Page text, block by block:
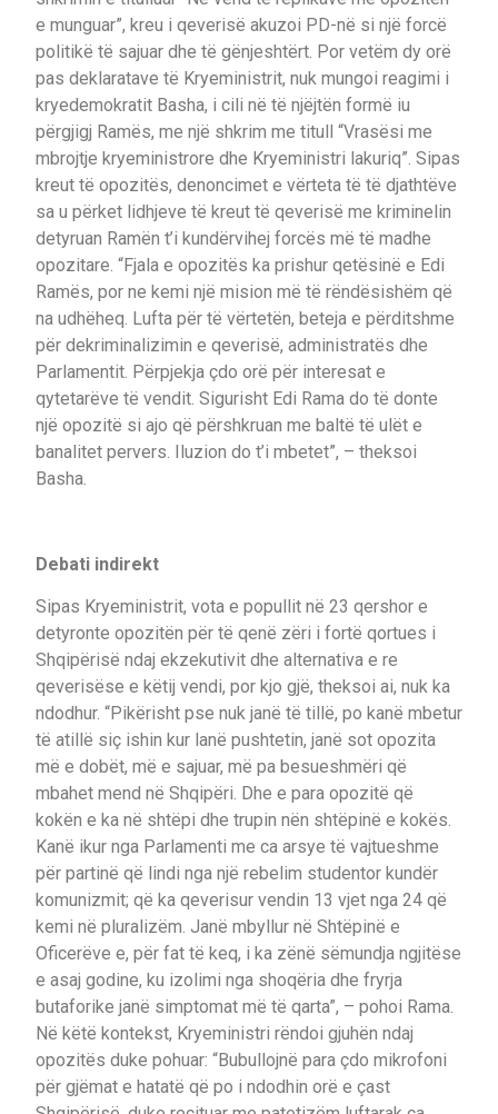
e munguar”, kreu i qeverisë akuzoi PD-në si një forcë
politikë të sajuar dhe të gënjeshtërt. Por vetëm dy orë
pas deklaratave të Kryeministrit, nuk mungoi reagimi i
kryedemokratit Basha, i cili në të njëjtën formë iu
përgjigj Ramës, me një shkrim me titull “Vrasësi me
mbrojtje kryeministrore dhe Kryeministri lakuriq”. Sipas
kreut të opozitës, denoncimet e vërteta të të djathtëve
sa u përket lidhjeve të kreut të qeverisë me kriminelin
detyruan Ramën t’i kundërvihej forcës më të madhe
opozitare. “Fjala e opozitës ka prishur qetësinë e Edi
Ramës, por ne kemi një mision më të rëndësishëm që
na udhëheq. Lufta për të vërtetën, beteja e përditshme
për dekriminalizimin e qeverisë, administratës dhe
Parlamentit. Përpjekja çdo orë për interesat e
qytetarëve të vendit. Sigurisht Edi Rama do të donte
një opozitë si ajo që përshkruan me baltë të ulët e
banalitet pervers. Iluzion do t’i mbetet”, – theksoi
Basha.
Debati indirekt
Sipas Kryeministrit, vota e popullit në 23 qershor e
detyronte opozitën për të qenë zëri i fortë qortues i
Shqipërisë ndaj ekzekutivit dhe alternativa e re
qeverisëse e këtij vendi, por kjo gjë, theksoi ai, nuk ka
ndodhur. “Pikërisht pse nuk janë të tillë, po kanë mbetur
të atillë siç ishin kur lanë pushtetin, janë sot opozita
më e dobët, më e sajuar, më pa besueshmëri që
mbahet mend në Shqipëri. Dhe e para opozitë që
kokën e ka në shtëpi dhe trupin nën shtëpinë e kokës.
Kanë ikur nga Parlamenti me ca arsye të vajtueshme
për partinë që lindi nga një rebelim studentor kundër
komunizmit; që ka qeverisur vendin 13 vjet nga 24 që
kemi në pluralizëm. Janë mbyllur në Shtëpinë e
Oficerëve e, për fat të keq, i ka zënë sëmundja ngjitëse
e asaj godine, ku izolimi nga shoqëria dhe fryrja
butaforike janë simptomat më të qarta”, – pohoi Rama.
Në këtë kontekst, Kryeministri rëndoi gjuhën ndaj
opozitës duke pohuar: “Bubullojnë para çdo mikrofoni
për gjëmat e hatatë që po i ndodhin orë e çast